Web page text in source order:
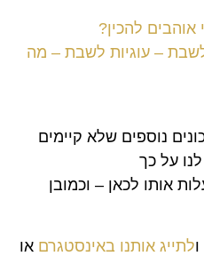
אוהבים להכין?
– עוגיות לשבת – מה
נוספים שלא קיימים
על כך
אותו לכאן – וכמובן
לתייג אותנו באינסטגרם או